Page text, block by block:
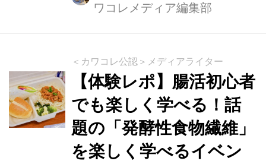
する調査では、働く人たちのリアルな
ワコレメディア編集部
＜カワコレ公認＞メディアライター
【体験レポ】腸活初心者
でも楽しく学べる！話
題の「発酵性食物繊維」
を楽しく学べるイベン